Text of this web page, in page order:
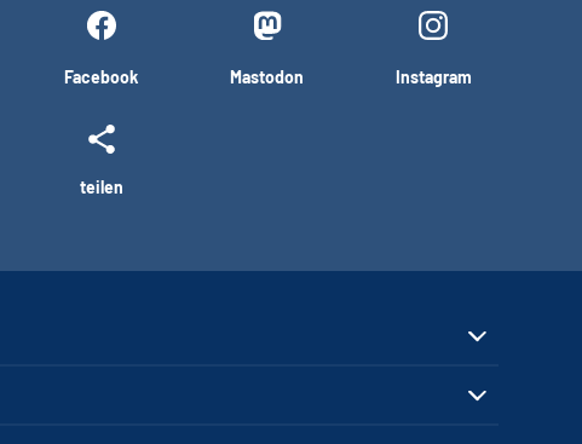
Facebook Mastodon Instagram
teilen